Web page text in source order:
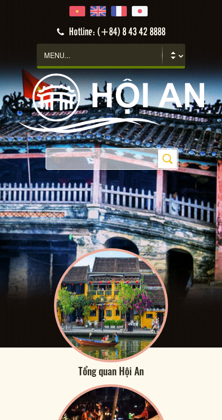
Hotline: (+84) 8 43 42 8888
Tổng quan Hội An